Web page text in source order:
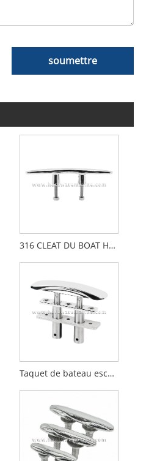
soumettre
316 CLEAT DU BOAT HOPBACKED HOPBACKED ENDURIN
Taquet de bateau escamotable encastré en acier inoxydable 316L